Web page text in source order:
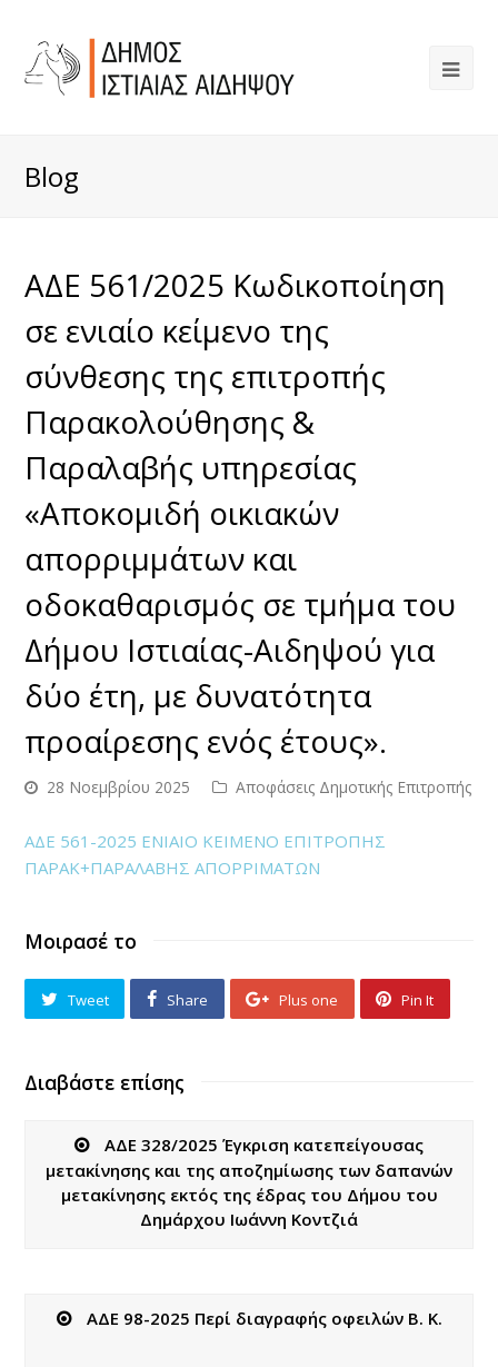
Blog
ΑΔΕ 561/2025 Κωδικοποίηση
σε ενιαίο κείμενο της
σύνθεσης της επιτροπής
Παρακολούθησης &
Παραλαβής υπηρεσίας
«Αποκομιδή οικιακών
απορριμμάτων και
οδοκαθαρισμός σε τμήμα του
Δήμου Ιστιαίας-Αιδηψού για
δύο έτη, με δυνατότητα
προαίρεσης ενός έτους».
28 Νοεμβρίου 2025 Αποφάσεις Δημοτικής Επιτροπής
ΑΔΕ 561-2025 ΕΝΙΑΙΟ ΚΕΙΜΕΝΟ ΕΠΙΤΡΟΠΗΣ
ΠΑΡΑΚ+ΠΑΡΑΛΑΒΗΣ ΑΠΟΡΡΙΜΑΤΩΝ
Μοιρασέ το
Tweet Share Plus one Pin It
Διαβάστε επίσης
ΑΔΕ 328/2025 Έγκριση κατεπείγουσας
μετακίνησης και της αποζημίωσης των δαπανών
μετακίνησης εκτός της έδρας του Δήμου του
Δημάρχου Ιωάννη Κοντζιά
ΑΔΕ 98-2025 Περί διαγραφής οφειλών Β. Κ.